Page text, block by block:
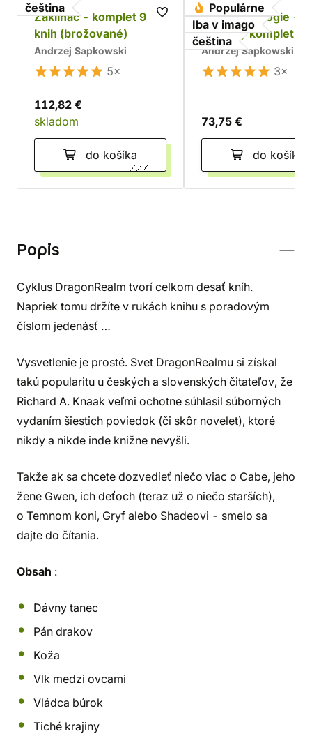
čeština
Zaklínač - komplet 9
knih (brožované)
Andrzej Sapkowski
5×
112,82 €
skladom
do košíka
Populárne
Iba v imago
čeština
Husitská trilogie -
dárkový komplet
Andrzej Sapkowski
3×
73,75 €
do košíka
Popis
Cyklus DragonRealm tvorí celkom desať kníh.
Napriek tomu držíte v rukách knihu s poradovým
číslom jedenásť …
Vysvetlenie je prosté. Svet DragonRealmu si získal
takú popularitu u českých a slovenských čitateľov, že
Richard A. Knaak veľmi ochotne súhlasil súborných
vydaním šiestich poviedok (či skôr novelet), ktoré
nikdy a nikde inde knižne nevyšli.
Takže ak sa chcete dozvedieť niečo viac o Cabe, jeho
žene Gwen, ich deťoch (teraz už o niečo starších),
o Temnom koni, Gryf alebo Shadeovi - smelo sa
dajte do čítania.
Obsah :
Dávny tanec
Pán drakov
Koža
Vlk medzi ovcami
Vládca búrok
Tiché krajiny